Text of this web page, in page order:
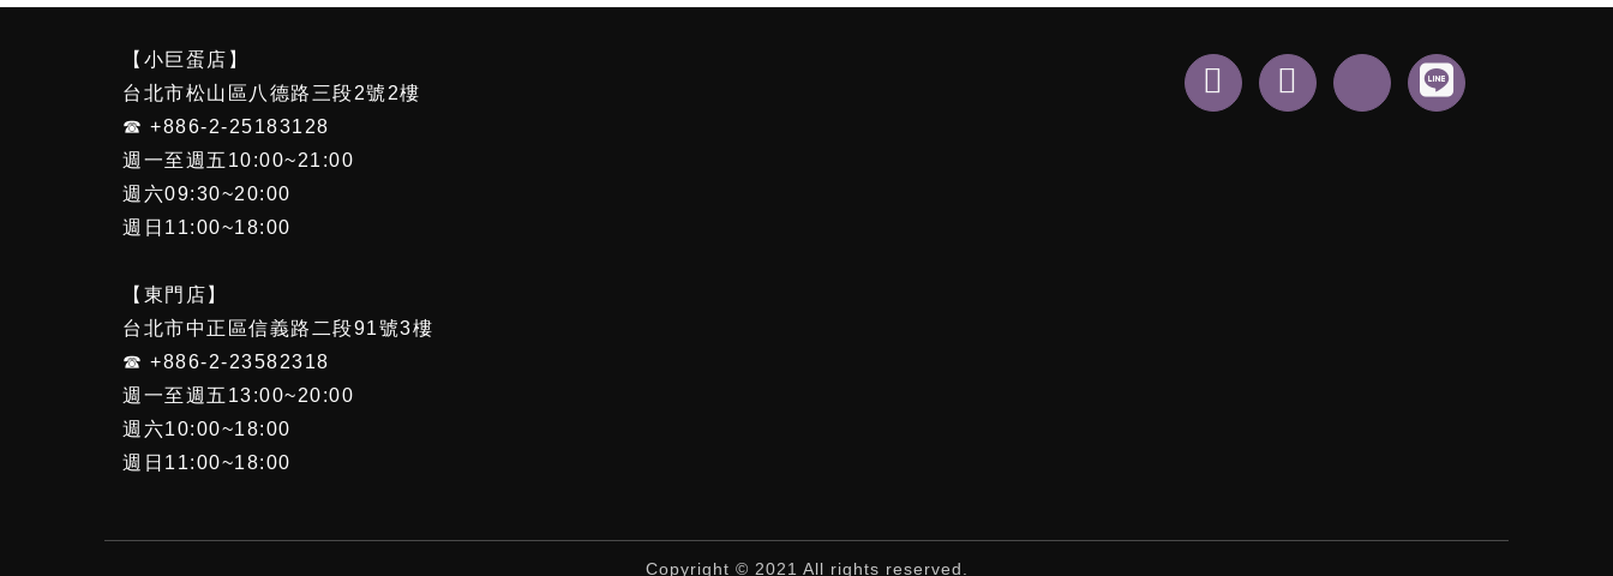
【小巨蛋店】
台北市松山區八德路三段2號2樓
☎ +886-2-25183128
週一至週五10:00~21:00
週六09:30~20:00
週日11:00~18:00
【東門店】
台北市中正區信義路二段91號3樓
☎ +886-2-23582318
週一至週五13:00~20:00
週六10:00~18:00
週日11:00~18:00
Copyright © 2021 All rights reserved.